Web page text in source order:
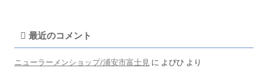
最近のコメント
ニューラーメンショップ/浦安市富士見 に よぴひ より